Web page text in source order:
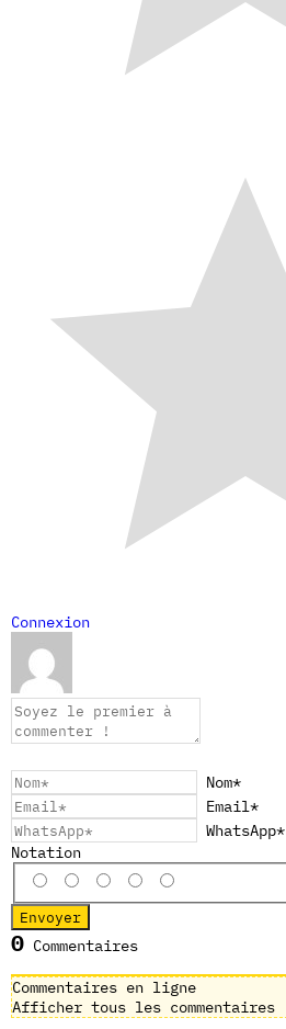
Connexion
Nom*
Email*
WhatsApp*
Notation
0 Commentaires
Commentaires en ligne
Afficher tous les commentaires